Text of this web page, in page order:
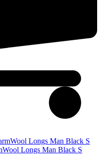
Longs Man Black S